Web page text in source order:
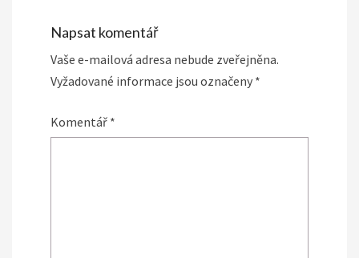
Napsat komentář
Vaše e-mailová adresa nebude zveřejněna.
Vyžadované informace jsou označeny *
Komentář *